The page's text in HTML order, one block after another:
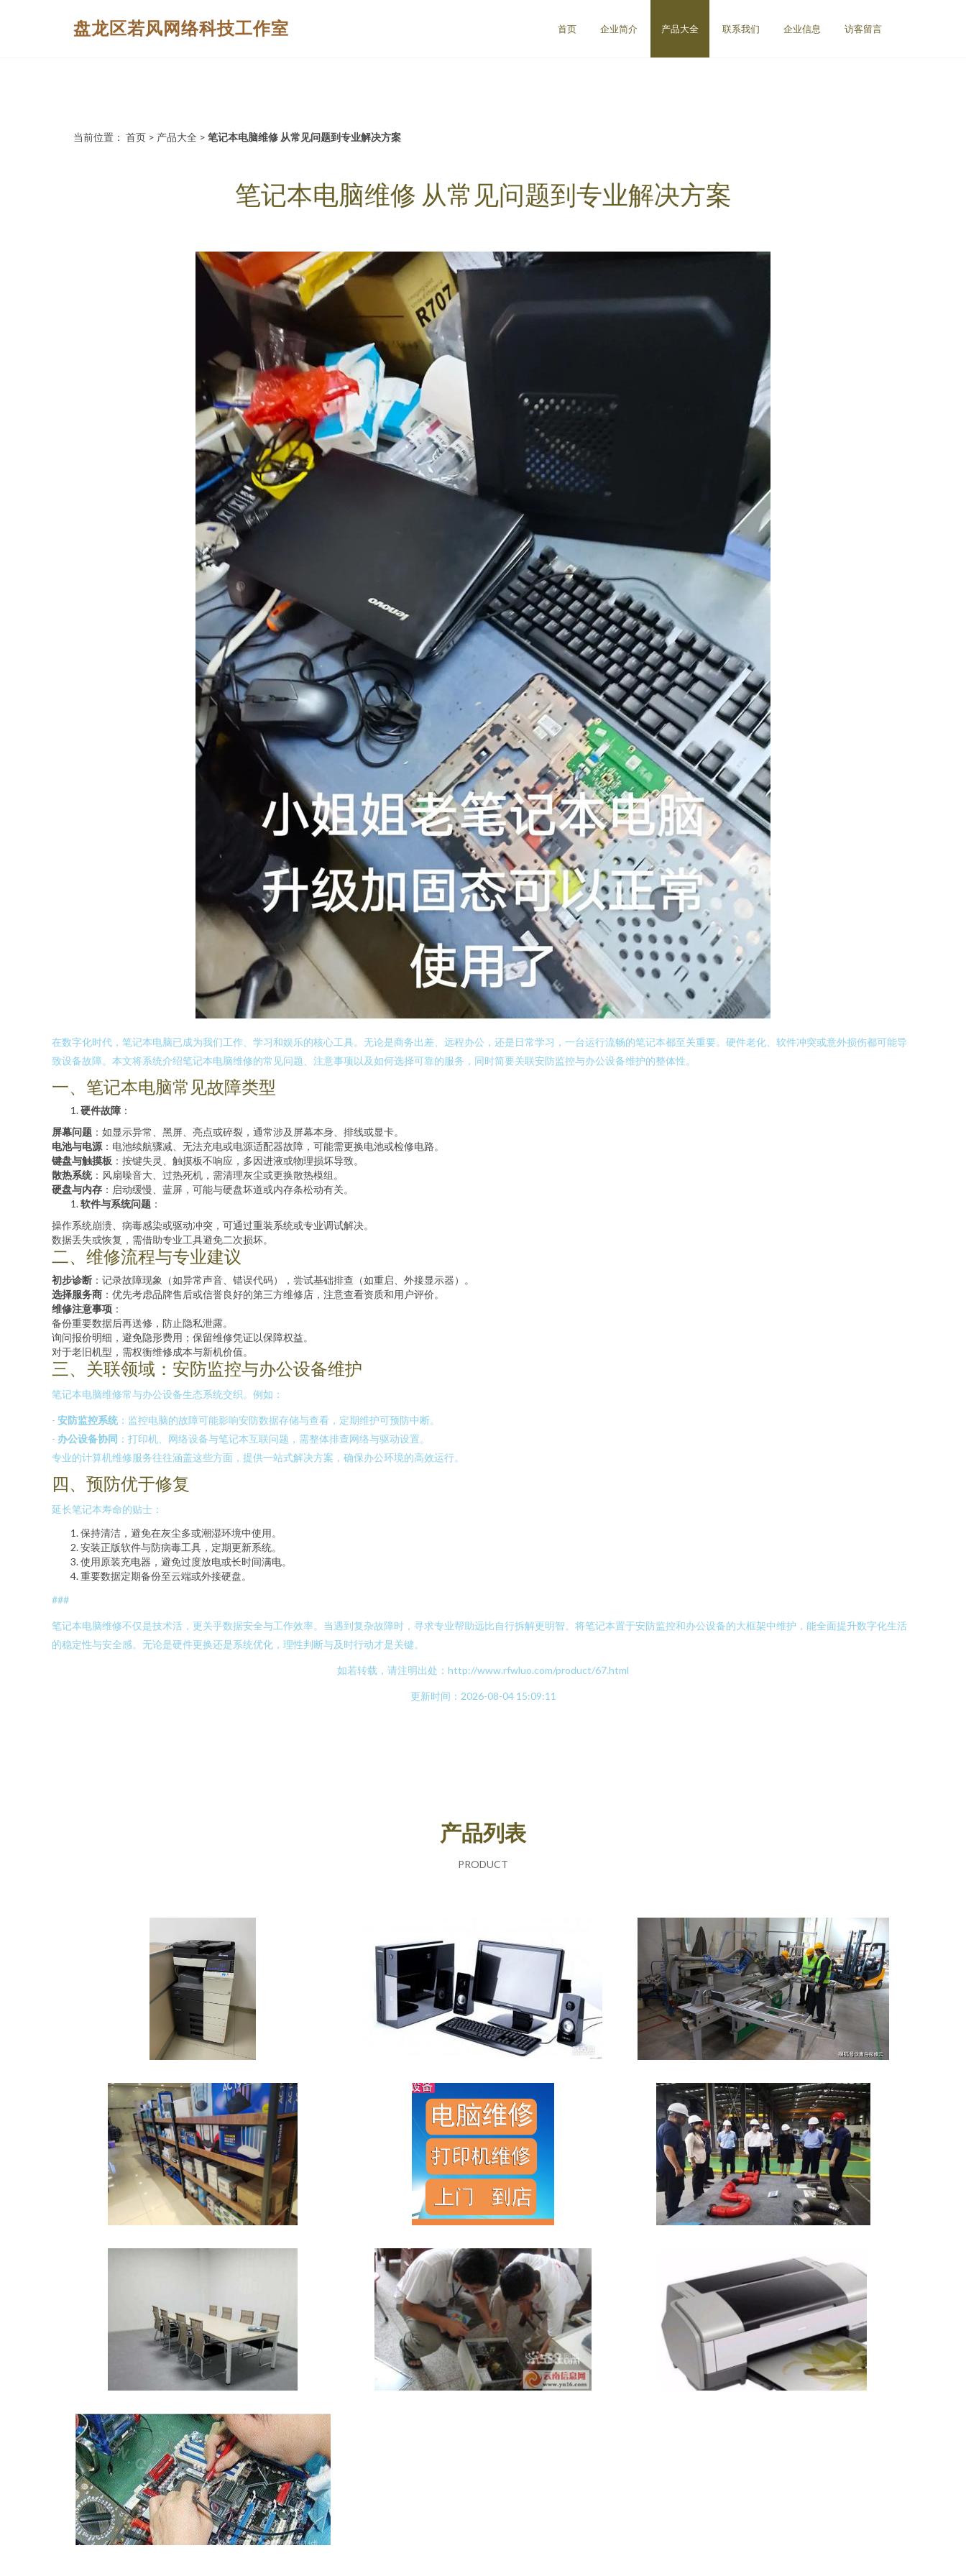
盘龙区若风网络科技工作室 首页 企业简介 产品大全 联系我们 企业信息 访客留言
当前位置： 首页 > 产品大全 > 笔记本电脑维修 从常见问题到专业解决方案
笔记本电脑维修 从常见问题到专业解决方案
在数字化时代，笔记本电脑已成为我们工作、学习和娱乐的核心工具。无论是商务出差、远程办公，还是日常学习，一台运行流畅的笔记本都至关重要。硬件老化、软件冲突或意外损伤都可能导
致设备故障。本文将系统介绍笔记本电脑维修的常见问题、注意事项以及如何选择可靠的服务，同时简要关联安防监控与办公设备维护的整体性。
一、笔记本电脑常见故障类型
硬件故障 ：
屏幕问题 ：如显示异常、黑屏、亮点或碎裂，通常涉及屏幕本身、排线或显卡。
电池与电源 ：电池续航骤减、无法充电或电源适配器故障，可能需更换电池或检修电路。
键盘与触摸板 ：按键失灵、触摸板不响应，多因进液或物理损坏导致。
散热系统：风扇噪音大、过热死机，需清理灰尘或更换散热模组。
硬盘与内存 ：启动缓慢、蓝屏，可能与硬盘坏道或内存条松动有关。
软件与系统问题 ：
操作系统崩溃、病毒感染或驱动冲突，可通过重装系统或专业调试解决。
数据丢失或恢复，需借助专业工具避免二次损坏。
二、维修流程与专业建议
初步诊断 ：记录故障现象（如异常声音、错误代码），尝试基础排查（如重启、外接显示器）。
选择服务商 ：优先考虑品牌售后或信誉良好的第三方维修店，注意查看资质和用户评价。
维修注意事项 ：
备份重要数据后再送修，防止隐私泄露。
询问报价明细，避免隐形费用；保留维修凭证以保障权益。
对于老旧机型，需权衡维修成本与新机价值。
三、关联领域：安防监控与办公设备维护
笔记本电脑维修常与办公设备生态系统交织。例如：
- 安防监控系统：监控电脑的故障可能影响安防数据存储与查看，定期维护可预防中断。
- 办公设备协同 ：打印机、网络设备与笔记本互联问题，需整体排查网络与驱动设置。
专业的计算机维修服务往往涵盖这些方面，提供一站式解决方案，确保办公环境的高效运行。
四、预防优于修复
延长笔记本寿命的贴士：
保持清洁，避免在灰尘多或潮湿环境中使用。
安装正版软件与防病毒工具，定期更新系统。
使用原装充电器，避免过度放电或长时间满电。
重要数据定期备份至云端或外接硬盘。
###
笔记本电脑维修不仅是技术活，更关乎数据安全与工作效率。当遇到复杂故障时，寻求专业帮助远比自行拆解更明智。将笔记本置于安防监控和办公设备的大框架中维护，能全面提升数字化生活
的稳定性与安全感。无论是硬件更换还是系统优化，理性判断与及时行动才是关键。
如若转载，请注明出处：http://www.rfwluo.com/product/67.html
更新时间：2026-08-04 15:09:11
产品列表
PRODUCT